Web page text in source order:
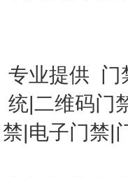
专业提供 门
统|二维码门
禁|电子门禁|